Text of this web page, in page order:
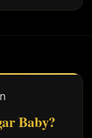
Baby?